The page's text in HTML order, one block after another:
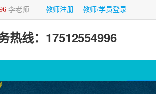
李老师 教师注册 教师/学员登录
热线：17512554996